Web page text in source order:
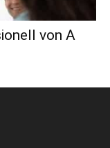
von A